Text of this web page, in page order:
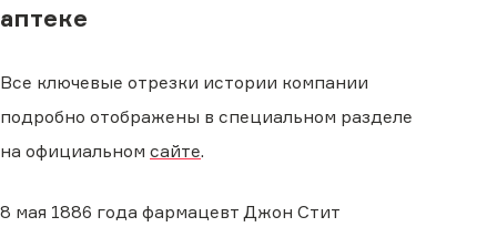
аптеке
Все ключевые отрезки истории компании
подробно отображены в специальном разделе
на официальном сайте.
8 мая 1886 года фармацевт Джон Стит